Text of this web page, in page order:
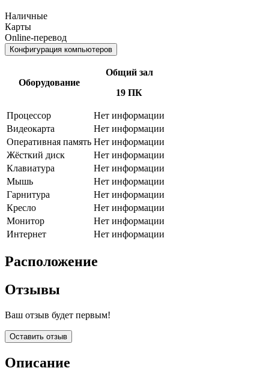
Наличные
Карты
Online-перевод
Конфигурация компьютеров
Оборудование
Общий зал
19 ПК
Процессор
Нет информации
Видеокарта
Нет информации
Оперативная память Нет информации
Жёсткий диск
Нет информации
Клавиатура
Нет информации
Мышь
Нет информации
Гарнитура
Нет информации
Кресло
Нет информации
Монитор
Нет информации
Интернет
Нет информации
Расположение
Отзывы
Ваш отзыв будет первым!
Оставить отзыв
Описание